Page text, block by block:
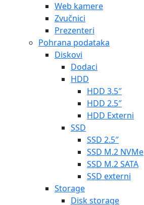
Web kamere
Zvučnici
Prezenteri
Pohrana podataka
Diskovi
Dodaci
HDD
HDD 3.5″
HDD 2.5″
HDD Externi
SSD
SSD 2.5″
SSD M.2 NVMe
SSD M.2 SATA
SSD externi
Storage
Disk storage